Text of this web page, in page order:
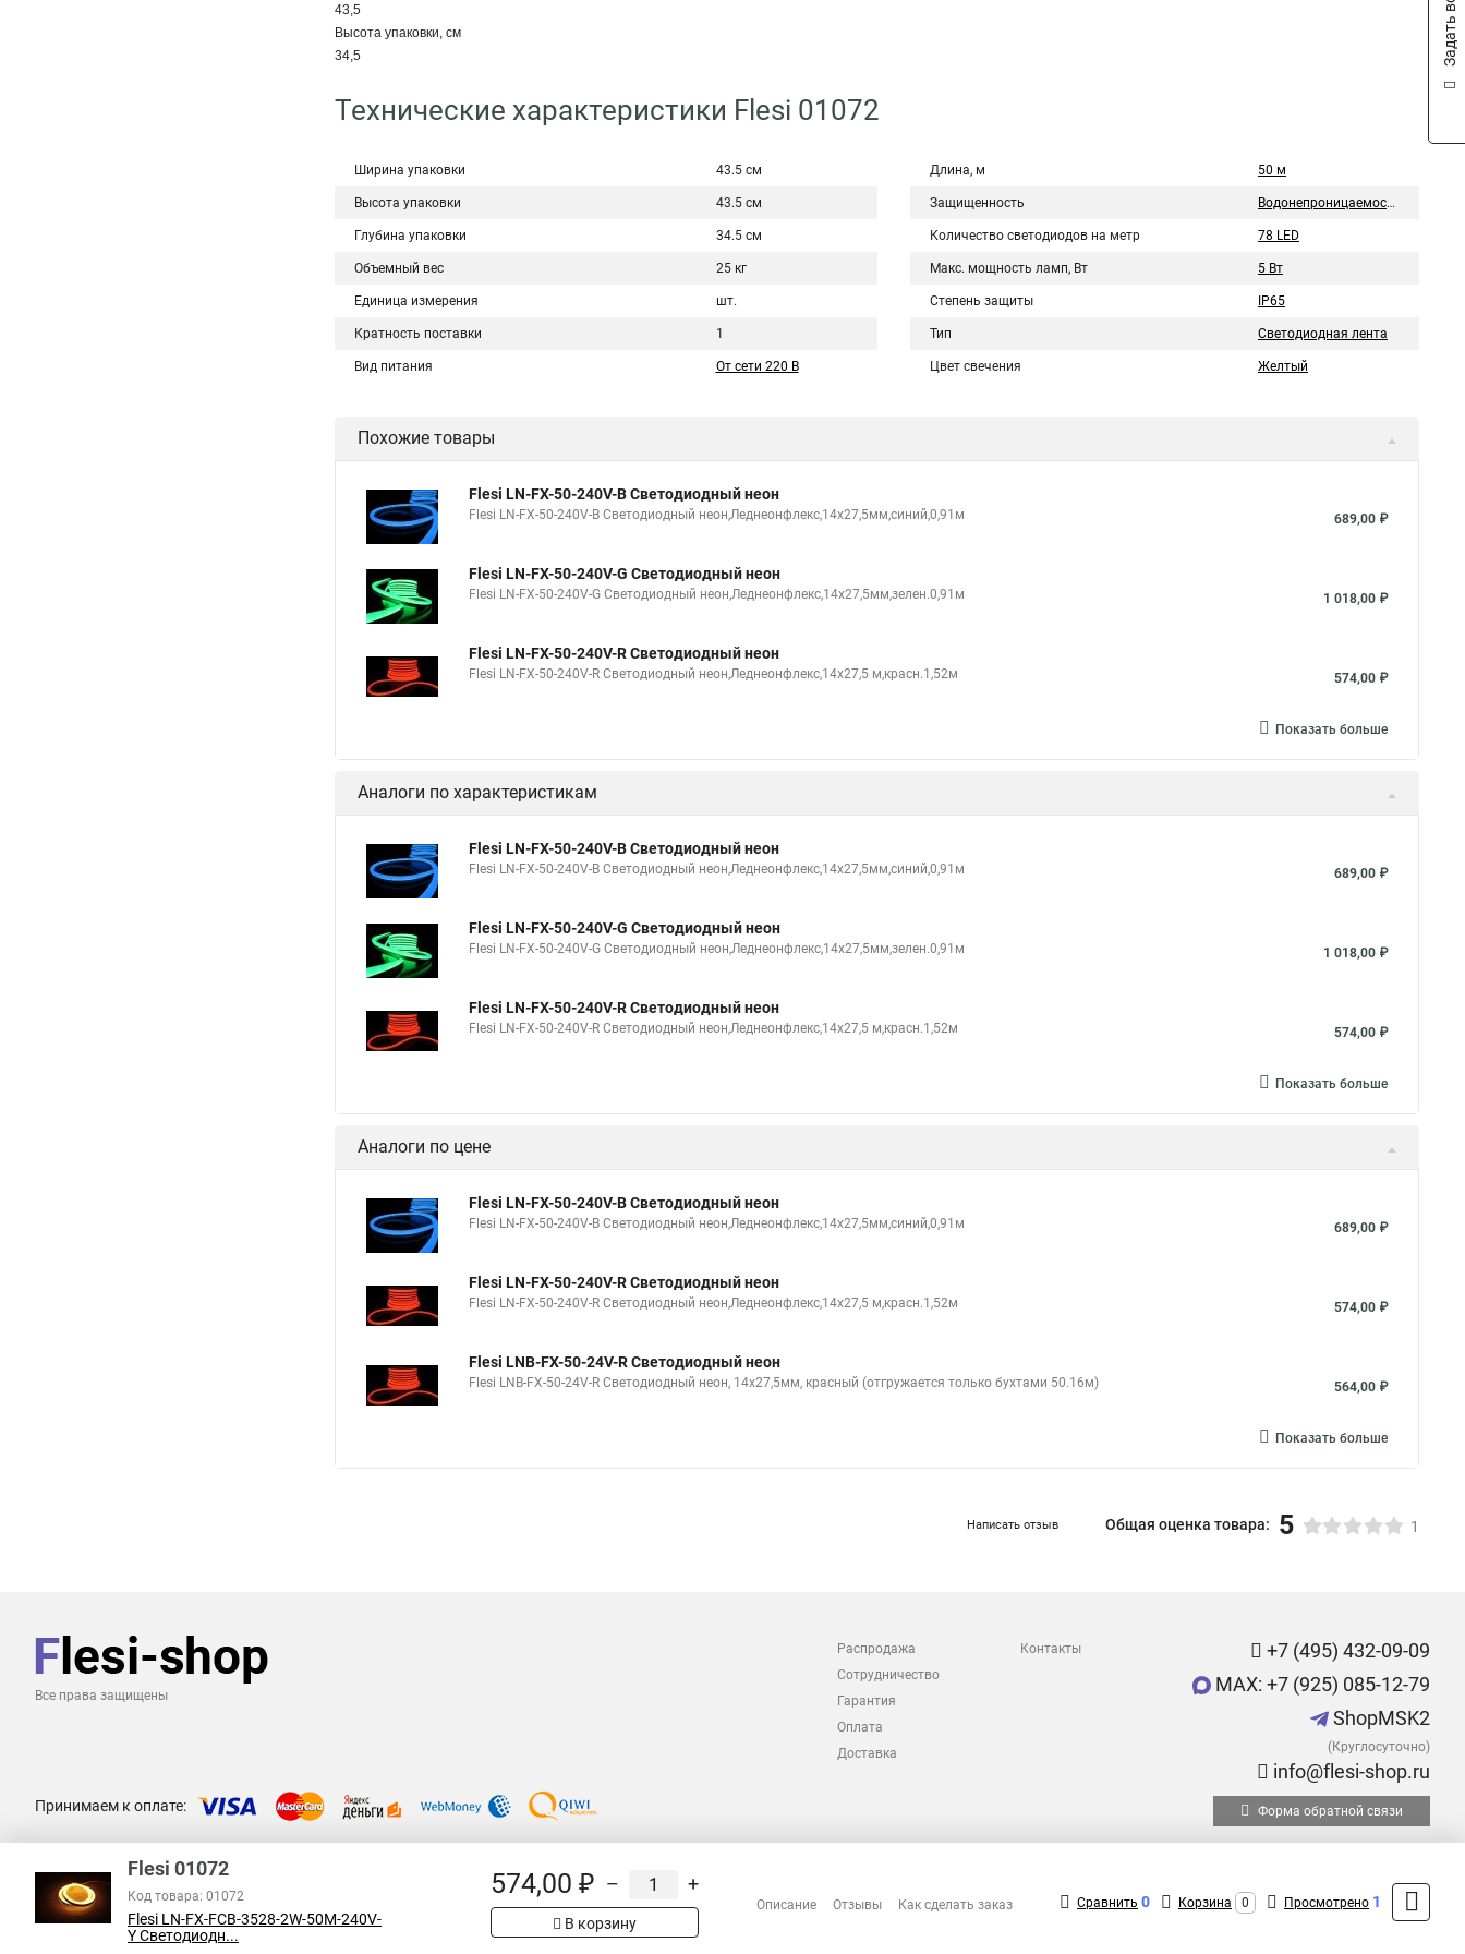
43,5
Высота упаковки, см
34,5
Технические характеристики Flesi 01072
Ширина упаковки 43.5 см
Высота упаковки 43.5 см
Глубина упаковки 34.5 см
Объемный вес 25 кг
Единица измерения шт.
Кратность поставки 1
Вид питания От сети 220 В
Длина, м 50 м
Защищенность Водонепроницаемость
Количество светодиодов на метр 78 LED
Макс. мощность ламп, Вт 5 Вт
Степень защиты IP65
Тип Светодиодная лента
Цвет свечения Желтый
Похожие товары
Flesi LN-FX-50-240V-B Светодиодный неон
Flesi LN-FX-50-240V-B Светодиодный неон,Леднеонфлекс,14х27,5мм,синий,0,91м 689,00 ₽
Flesi LN-FX-50-240V-G Светодиодный неон
Flesi LN-FX-50-240V-G Светодиодный неон,Леднеонфлекс,14х27,5мм,зелен.0,91м 1 018,00 ₽
Flesi LN-FX-50-240V-R Светодиодный неон
Flesi LN-FX-50-240V-R Светодиодный неон,Леднеонфлекс,14х27,5 м,красн.1,52м 574,00 ₽
Показать больше
Аналоги по характеристикам
Flesi LN-FX-50-240V-B Светодиодный неон
Flesi LN-FX-50-240V-B Светодиодный неон,Леднеонфлекс,14х27,5мм,синий,0,91м 689,00 ₽
Flesi LN-FX-50-240V-G Светодиодный неон
Flesi LN-FX-50-240V-G Светодиодный неон,Леднеонфлекс,14х27,5мм,зелен.0,91м 1 018,00 ₽
Flesi LN-FX-50-240V-R Светодиодный неон
Flesi LN-FX-50-240V-R Светодиодный неон,Леднеонфлекс,14х27,5 м,красн.1,52м 574,00 ₽
Показать больше
Аналоги по цене
Flesi LN-FX-50-240V-B Светодиодный неон
Flesi LN-FX-50-240V-B Светодиодный неон,Леднеонфлекс,14х27,5мм,синий,0,91м 689,00 ₽
Flesi LN-FX-50-240V-R Светодиодный неон
Flesi LN-FX-50-240V-R Светодиодный неон,Леднеонфлекс,14х27,5 м,красн.1,52м 574,00 ₽
Flesi LNB-FX-50-24V-R Светодиодный неон
Flesi LNB-FX-50-24V-R Светодиодный неон, 14х27,5мм, красный (отгружается только бухтами 50.16м) 564,00 ₽
Показать больше
Написать отзыв Общая оценка товара: 5 1
Все права защищены
Распродажа
Сотрудничество
Гарантия
Оплата
Доставка
Контакты
+7 (495) 432-09-09
MAX: +7 (925) 085-12-79
ShopMSK2
(Круглосуточно)
info@flesi-shop.ru
Принимаем к оплате: Форма обратной связи
Flesi 01072
Код товара: 01072
Flesi LN-FX-FCB-3528-2W-50M-240V-
Y Светодиодн...
574,00 ₽ – +
В корзину
Описание Отзывы Как сделать заказ Сравнить 0 Корзина 0 Просмотрено 1